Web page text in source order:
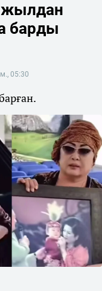
жылдан
барды
05:30